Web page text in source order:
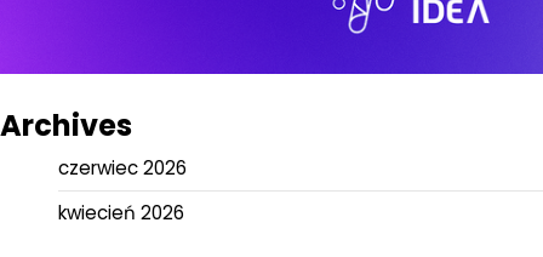
Archives
czerwiec 2026
kwiecień 2026